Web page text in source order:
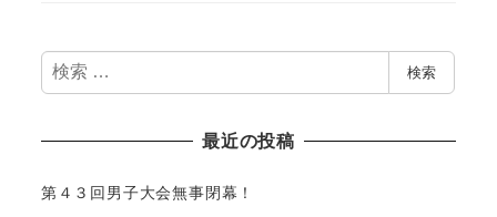
検
索
検索
最近の投稿
第４３回男子大会無事閉幕！